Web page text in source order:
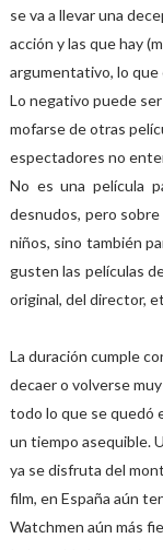
se va a llevar una
acción y las que hay
argumentativo, lo
Lo negativo puede
mofarse de otras
espectadores no
No es una película
desnudos, pero
niños, sino también
gusten las películas
original, del director,
La duración cumple
decaer o volverse
todo lo que se quedó
un tiempo asequible.
ya se disfruta del
film, en España aún
Watchmen aún más